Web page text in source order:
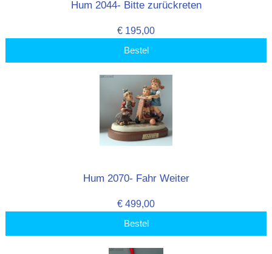
Hum 2044- Bitte zurückreten
€ 195,00
Bestel
Hum 2070- Fahr Weiter
€ 499,00
Bestel